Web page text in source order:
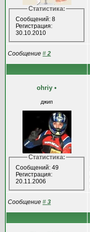
Статистика:
Сообщений: 8
Регистрация:
30.10.2010
Сообщение # 2
ohriy •
джип
Статистика:
Сообщений: 49
Регистрация:
20.11.2006
Сообщение # 3